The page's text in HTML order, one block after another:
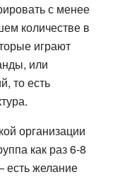
с менее
количестве в
играют
или
то есть
организации
как раз 6-8
есть желание